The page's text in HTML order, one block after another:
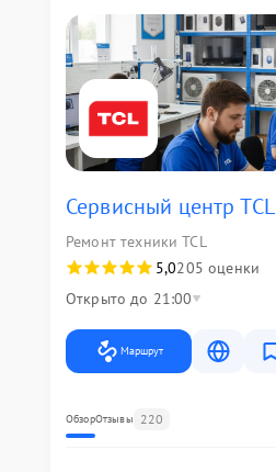
Сервисный центр TCL
Ремонт техники TCL
5,0205 оценки
Открыто до 21:00
Маршрут
ОбзорОтзывы 220